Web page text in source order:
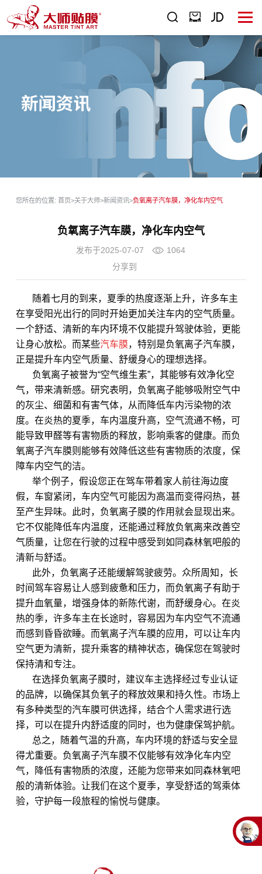
您所在的位置: 首页>关于大师>新闻资讯>负氧离子汽车膜，净化车内空气
负氧离子汽车膜，净化车内空气
发布于2025-07-07
1064
分享到
随着七月的到来，夏季的热度逐渐上升，许多车主
在享受阳光出行的同时开始更加关注车内的空气质量。
一个舒适、清新的车内环境不仅能提升驾驶体验，更能
让身心放松。而某些汽车膜，特别是负氧离子汽车膜，
正是提升车内空气质量、舒缓身心的理想选择。
负氧离子被誉为“空气维生素”，其能够有效净化空
气，带来清新感。研究表明，负氧离子能够吸附空气中
的灰尘、细菌和有害气体，从而降低车内污染物的浓
度。在炎热的夏季，车内温度升高，空气流通不畅，可
能导致甲醛等有害物质的释放，影响乘客的健康。而负
氧离子汽车膜则能够有效降低这些有害物质的浓度，保
障车内空气的洁。
举个例子，假设您正在驾车带着家人前往海边度
假，车窗紧闭，车内空气可能因为高温而变得闷热，甚
至产生异味。此时，负氧离子膜的作用就会显现出来。
它不仅能降低车内温度，还能通过释放负氧离来改善空
气质量，让您在行驶的过程中感受到如同森林氧吧般的
清新与舒适。
此外，负氧离子还能缓解驾驶疲劳。众所周知，长
时间驾车容易让人感到疲惫和压力，而负氧离子有助于
提升血氧量，增强身体的新陈代谢，而舒缓身心。在炎
热的季，许多车主在长途时，容易因为车内空气不流通
而感到昏昏欲睡。而氧离子汽车膜的应用，可以让车内
空气更为清新，提升乘客的精神状态，确保您在驾驶时
保持清和专注。
在选择负氧离子膜时，建议车主选择经过专业认证
的品牌，以确保其负氧子的释放效果和持久性。市场上
有多种类型的汽车膜可供选择，结合个人需求进行选
择，可以在提升内舒适度的同时，也为健康保驾护航。
总之，随着气温的升高，车内环境的舒适与安全显
得尤重要。负氧离子汽车膜不仅能够有效净化车内空
气，降低有害物质的浓度，还能为您带来如同森林氧吧
般的清新体验。让我们在这个夏季，享受舒适的驾乘体
验，守护每一段旅程的愉悦与健康。